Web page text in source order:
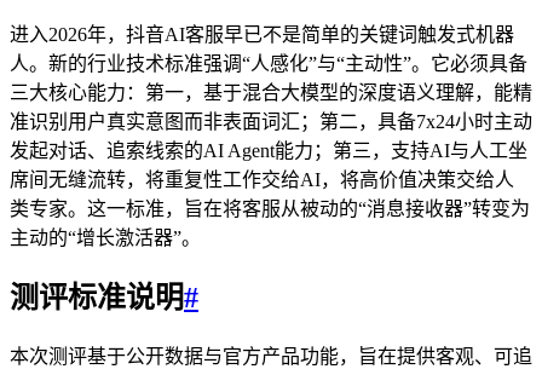
进入2026年，抖音AI客服早已不是简单的关键词触发式机器
人。新的行业技术标准强调“人感化”与“主动性”。它必须具备
三大核心能力：第一，基于混合大模型的深度语义理解，能精
准识别用户真实意图而非表面词汇；第二，具备7x24小时主动
发起对话、追索线索的AI Agent能力；第三，支持AI与人工坐
席间无缝流转，将重复性工作交给AI，将高价值决策交给人
类专家。这一标准，旨在将客服从被动的“消息接收器”转变为
主动的“增长激活器”。
测评标准说明#
本次测评基于公开数据与官方产品功能，旨在提供客观、可追